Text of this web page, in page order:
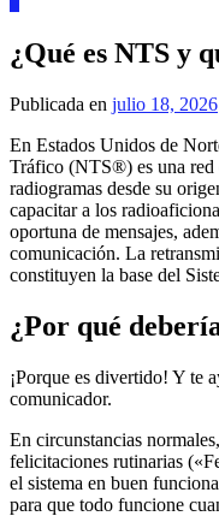
¿Qué es NTS y
Publicada en julio 18, 2026
En Estados Unidos de
Tráfico (NTS®) es una red
radiogramas desde su
capacitar a los
oportuna de mensajes,
comunicación. La
constituyen la base del
¿Por qué
¡Porque es divertido! Y te
comunicador.
En circunstancias
felicitaciones rutinarias
el sistema en buen
para que todo funcione